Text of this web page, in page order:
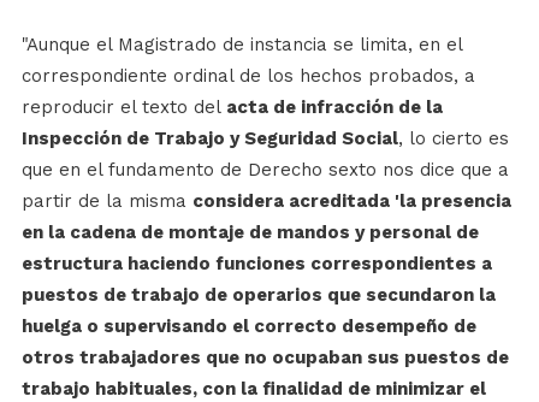
"Aunque el Magistrado de instancia se limita, en el
correspondiente ordinal de los hechos probados, a
reproducir el texto del acta de infracción de la
Inspección de Trabajo y Seguridad Social, lo cierto es
que en el fundamento de Derecho sexto nos dice que a
partir de la misma considera acreditada 'la presencia
en la cadena de montaje de mandos y personal de
estructura haciendo funciones correspondientes a
puestos de trabajo de operarios que secundaron la
huelga o supervisando el correcto desempeño de
otros trabajadores que no ocupaban sus puestos de
trabajo habituales, con la finalidad de minimizar el